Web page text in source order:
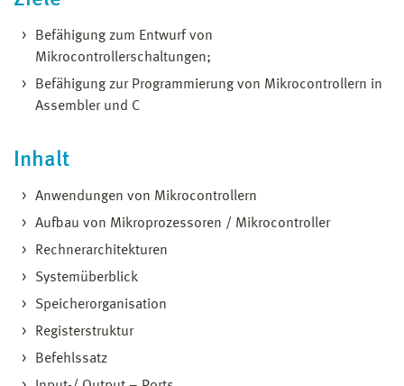
Befähigung zum Entwurf von
Mikrocontrollerschaltungen;
Befähigung zur Programmierung von Mikrocontrollern in
Assembler und C
Inhalt
Anwendungen von Mikrocontrollern
Aufbau von Mikroprozessoren / Mikrocontroller
Rechnerarchitekturen
Systemüberblick
Speicherorganisation
Registerstruktur
Befehlssatz